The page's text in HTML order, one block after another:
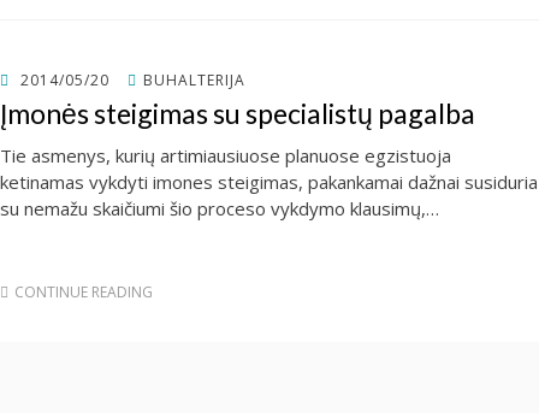
POSTED
ON
2014/05/20 BUHALTERIJA
Įmonės steigimas su specialistų pagalba
Tie asmenys, kurių artimiausiuose planuose egzistuoja
ketinamas vykdyti imones steigimas, pakankamai dažnai susiduria
su nemažu skaičiumi šio proceso vykdymo klausimų,…
CONTINUE READING